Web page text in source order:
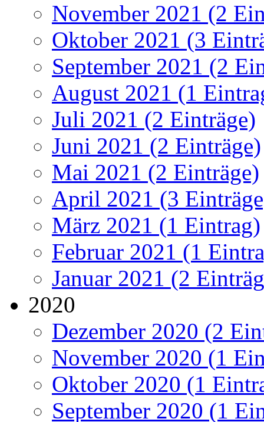
November 2021 (2
Oktober 2021 (3
September 2021 (2
August 2021 (1
Juli 2021 (2 Einträge)
Juni 2021 (2 Einträge)
Mai 2021 (2 Einträge)
April 2021 (3
März 2021 (1 Eintrag)
Februar 2021 (1
Januar 2021 (2
2020
Dezember 2020 (2
November 2020 (1
Oktober 2020 (1
September 2020 (1